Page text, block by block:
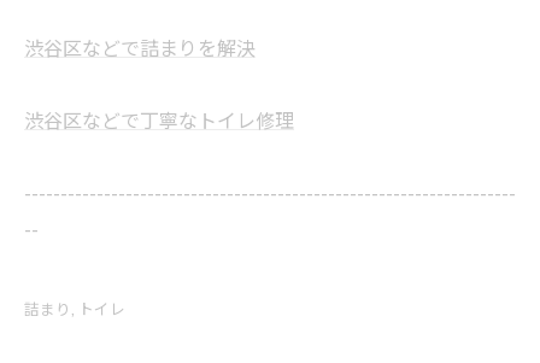
渋谷区などで詰まりを解決
渋谷区などで丁寧なトイレ修理
--------------------------------------------------------------------
--
詰まり トイレ